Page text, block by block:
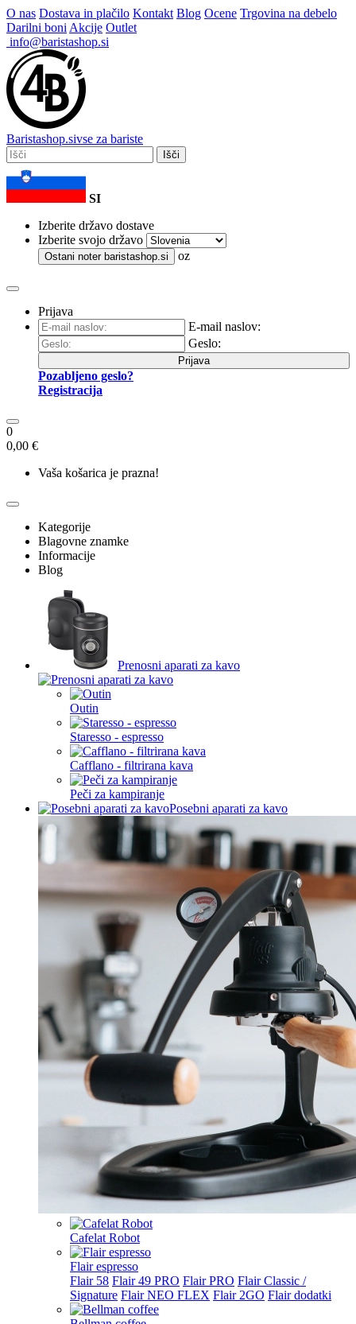
O nas Dostava in plačilo Kontakt Blog Ocene Trgovina na debelo
Darilni boni Akcije Outlet
info@baristashop.si
Baristashop.sivse za bariste
Išči
SI
Izberite državo dostave
Izberite svojo državo
Ostani noter baristashop.si oz
Prijava
E-mail naslov:
Geslo:
Prijava
Pozabljeno geslo?
Registracija
0
0,00 €
Vaša košarica je prazna!
Kategorije
Blagovne znamke
Informacije
Blog
Prenosni aparati za kavo
Outin
Staresso - espresso
Cafflano - filtrirana kava
Peči za kampiranje
Posebni aparati za kavo
Cafelat Robot
Flair espresso
Flair 58 Flair 49 PRO Flair PRO Flair Classic /
Signature Flair NEO FLEX Flair 2GO Flair dodatki